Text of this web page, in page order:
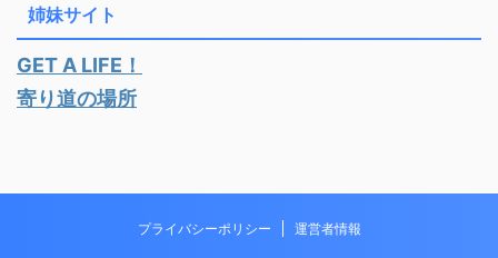
姉妹サイト
GET A LIFE！
寄り道の場所
プライバシーポリシー 運営者情報